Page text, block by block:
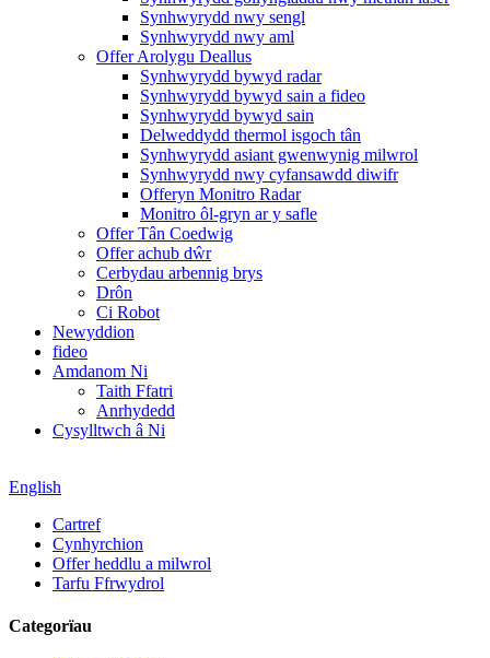
Synhwyrydd nwy sengl
Synhwyrydd nwy aml
Offer Arolygu Deallus
Synhwyrydd bywyd radar
Synhwyrydd bywyd sain a fideo
Synhwyrydd bywyd sain
Delweddydd thermol isgoch tân
Synhwyrydd asiant gwenwynig milwrol
Synhwyrydd nwy cyfansawdd diwifr
Offeryn Monitro Radar
Monitro ôl-gryn ar y safle
Offer Tân Coedwig
Offer achub dŵr
Cerbydau arbennig brys
Drôn
Ci Robot
Newyddion
fideo
Amdanom Ni
Taith Ffatri
Anrhydedd
Cysylltwch â Ni
English
Cartref
Cynhyrchion
Offer heddlu a milwrol
Tarfu Ffrwydrol
Categorïau